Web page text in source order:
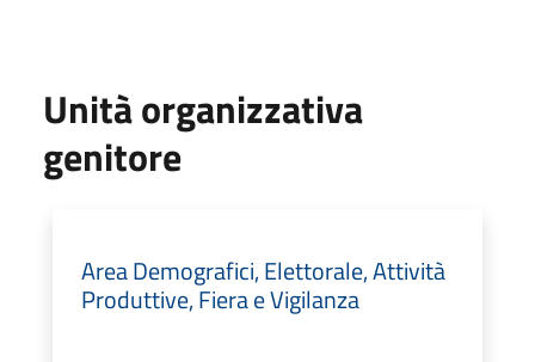
Unità organizzativa
genitore
Area Demografici, Elettorale, Attività
Produttive, Fiera e Vigilanza